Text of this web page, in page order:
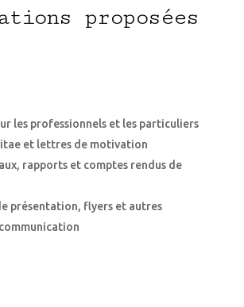
proposées
les professionnels et les particuliers
et lettres de motivation
rapports et comptes rendus de
présentation, flyers et autres